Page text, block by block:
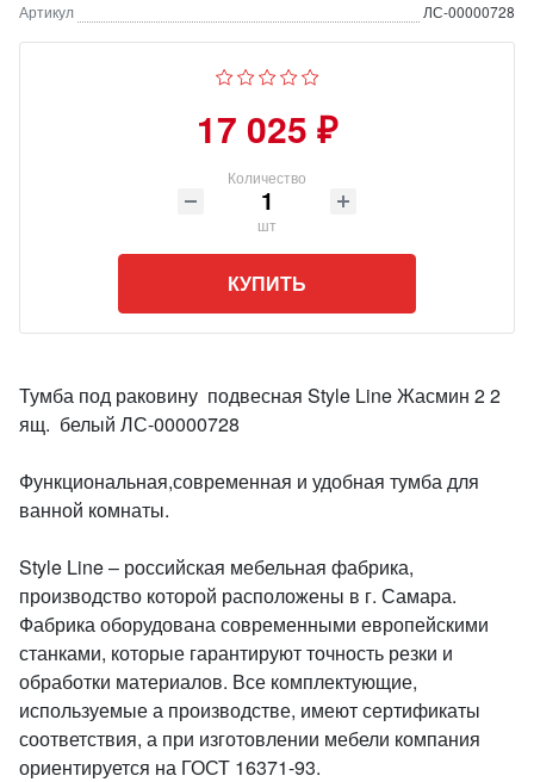
Артикул ЛС-00000728
17 025 ₽
Количество
шт
КУПИТЬ
Тумба под раковину подвесная Style Line Жасмин 2 2
ящ. белый ЛС-00000728
Функциональная,современная и удобная тумба для
ванной комнаты.
Style Line – российская мебельная фабрика,
производство которой расположены в г. Самара.
Фабрика оборудована современными европейскими
станками, которые гарантируют точность резки и
обработки материалов. Все комплектующие,
используемые а производстве, имеют сертификаты
соответствия, а при изготовлении мебели компания
ориентируется на ГОСТ 16371-93.